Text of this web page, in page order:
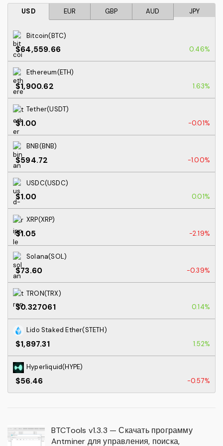
USD EUR GBP AUD JPY
Bitcoin(BTC)
$64,559.66 0.46%
Ethereum(ETH)
$1,900.62 1.63%
Tether(USDT)
$1.00 -0.01%
BNB(BNB)
$594.72 -1.00%
USDC(USDC)
$1.00 0.01%
XRP(XRP)
$1.05 -2.19%
Solana(SOL)
$73.60 -0.39%
TRON(TRX)
$0.327061 0.14%
Lido Staked Ether(STETH)
$1,897.31 1.52%
Hyperliquid(HYPE)
$56.46 -0.57%
BTCTools v1.3.3 — Скачать программу
Antminer для управления, поиска,